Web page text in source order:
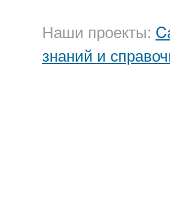
Наши проекты:
знаний и